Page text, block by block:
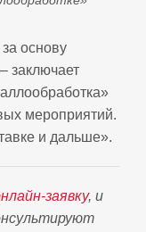
основу
заключает
мероприятий.
и дальше».
заявку, и